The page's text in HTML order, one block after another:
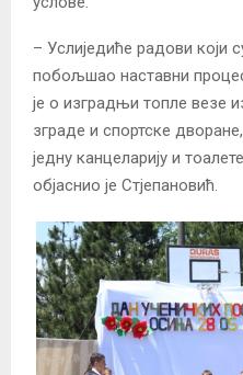
– Услиједиће радови који
побољшао наставни
је о изградњи топле везе
зграде и спортске
једну канцеларију и
објаснио је Стјепановић.